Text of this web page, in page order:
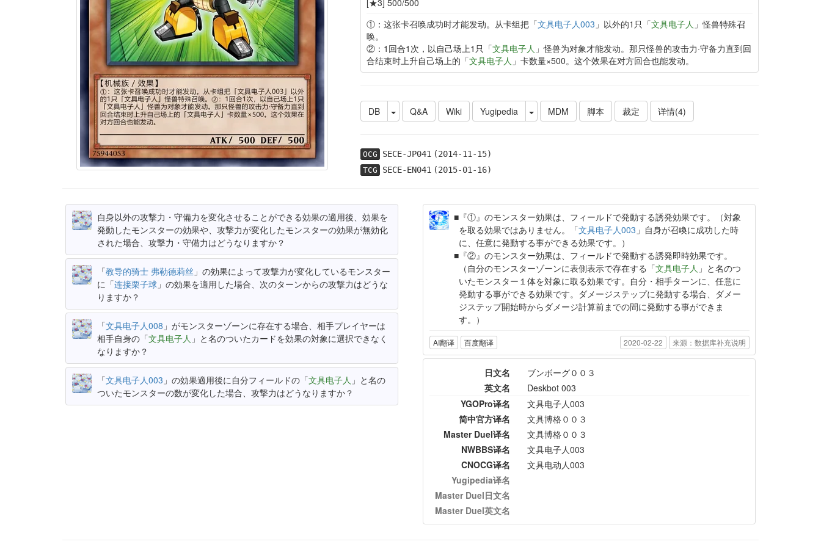
①：这张卡召唤成功时才能发动。从卡组把「文具电子人003 」以外的1只「文具电子人 」怪兽特殊召
唤。
②：1回合1次，以自己场上1只「文具电子人 」怪兽为对象才能发动。那只怪兽的攻击力·守备力直到回
合结束时上升自己场上的「文具电子人 」卡数量×500。这个效果在对方回合也能发动。
DB Q&A Wiki Yugipedia MDM 脚本 裁定 详情(4)
OCG SECE-JP041(2014-11-15)
TCG SECE-EN041(2015-01-16)
自身以外の攻撃力・守備力を変化させることができる効果の適用後、効果を
発動したモンスターの効果や、攻撃力が変化したモンスターの効果が無効化
された場合、攻撃力・守備力はどうなりますか？
「教导的骑士 弗勒德莉丝 」の効果によって攻撃力が変化しているモンスター
に「连接栗子球 」の効果を適用した場合、次のターンからの攻撃力はどうな
りますか？
「文具电子人008 」がモンスターゾーンに存在する場合、相手プレイヤーは
相手自身の「文具电子人 」と名のついたカードを効果の対象に選択できなく
なりますか？
「文具电子人003 」の効果適用後に自分フィールドの「文具电子人 」と名の
ついたモンスターの数が変化した場合、攻撃力はどうなりますか？
『①』のモンスター効果は、フィールドで発動する誘発効果です。（対象
を取る効果ではありません。「文具电子人003 」自身が召喚に成功した時
に、任意に発動する事ができる効果です。）
『②』のモンスター効果は、フィールドで発動する誘発即時効果です。
（自分のモンスターゾーンに表側表示で存在する「文具电子人 」と名のつ
いたモンスター１体を対象に取る効果です。自分・相手ターンに、任意に
発動する事ができる効果です。ダメージステップに発動する場合、ダメー
ジステップ開始時からダメージ計算前までの間に発動する事ができま
す。）
AI翻译 百度翻译 2020-02-22 来源：数据库补充说明
日文名
ブンボーグ００３
英文名
Deskbot 003
YGOPro译名
文具电子人003
简中官方译名
文具博格００３
Master Duel译名
文具博格００３
NWBBS译名
文具电子人003
CNOCG译名
文具电动人003
Yugipedia译名
Master Duel日文名
Master Duel英文名